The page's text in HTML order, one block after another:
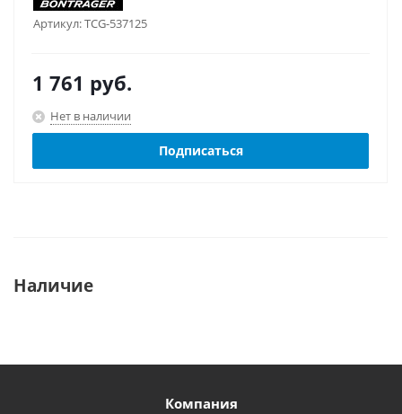
Артикул:TCG-537125
1 761 руб.
Нет в наличии
Подписаться
Наличие
Компания